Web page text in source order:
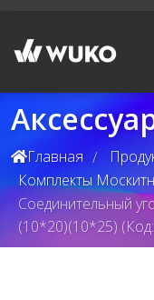
Главная /
Комплекты
Соединительный
(10*20)(10*25)